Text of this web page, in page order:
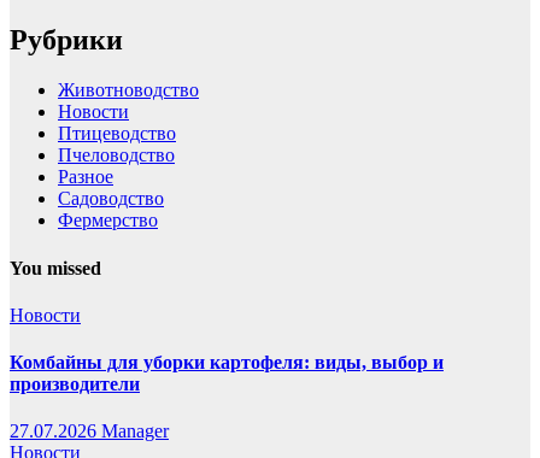
Рубрики
Животноводство
Новости
Птицеводство
Пчеловодство
Разное
Садоводство
Фермерство
You missed
Новости
Комбайны для уборки картофеля: виды, выбор и
производители
27.07.2026 Manager
Новости